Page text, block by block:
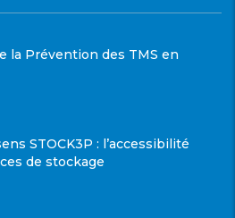
la Prévention des TMS en
STOCK3P : l’accessibilité
de stockage